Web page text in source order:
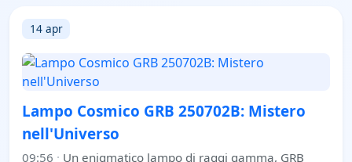
14 apr
Lampo Cosmico GRB 250702B: Mistero
nell'Universo
09:56 · Un enigmatico lampo di raggi gamma, GRB